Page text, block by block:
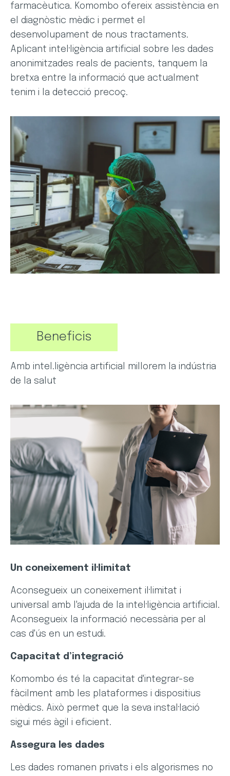
farmacèutica. Komombo ofereix assistència en
el diagnòstic mèdic i permet el
desenvolupament de nous tractaments.
Aplicant intel·ligència artificial sobre les dades
anonimitzades reals de pacients, tanquem la
bretxa entre la informació que actualment
tenim i la detecció precoç.
Beneficis
Amb intel.ligència artificial millorem la indústria
de la salut
Un coneixement il·limitat
Aconsegueix un coneixement il·limitat i
universal amb l'ajuda de la intel·ligència artificial.
Aconsegueix la informació necessària per al
cas d'ús en un estudi.
Capacitat d’integració
Komombo és té la capacitat d'integrar-se
fàcilment amb les plataformes i dispositius
mèdics. Això permet que la seva instal·lació
sigui més àgil i eficient.
Assegura les dades
Les dades romanen privats i els algorismes no